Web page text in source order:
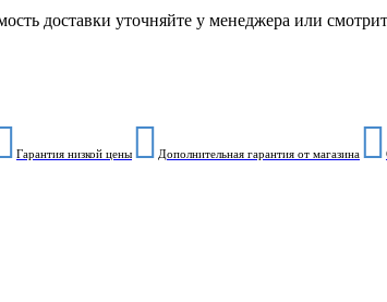
доставки уточняйте у менеджера или
Гарантия низкой цены Дополнительная гарантия от магазина